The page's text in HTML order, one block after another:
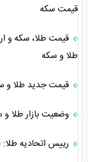
قیمت سکه
طلا و سکه
قیمت جدید طلا و سکه ۱۰ خرداد
وضعیت بازار طلا
رییس اتحادیه طلا: